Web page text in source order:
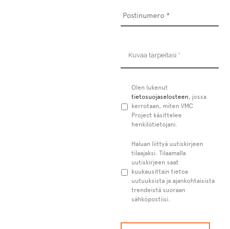
tarpeitasi *
Tietosuojaseloste
Olen lukenut
tietosuojaselosteen, jossa
kerrotaan, miten VMC
Project käsittelee
henkilötietojani.
Uutiskirje
Haluan liittyä uutiskirjeen
tilaajaksi. Tilaamalla
uutiskirjeen saat
kuukausittain tietoa
uutuuksista ja ajankohtaisista
trendeistä suoraan
sähköpostiisi.